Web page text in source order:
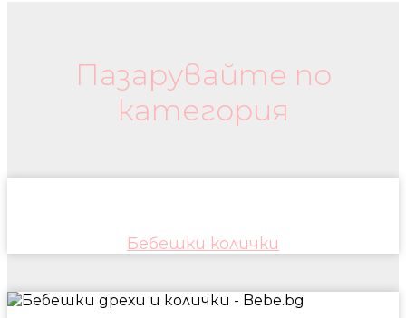
Пазарувайте по
категория
Бебешки колички